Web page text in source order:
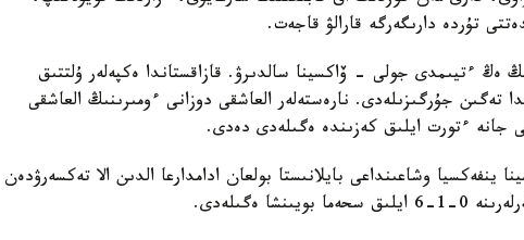
تۇردە دارىگەرگە قارالۋ قاجەت.
ەڭ ءتيىمدى جولى - ۆاكسينا سالدىرۋ. قازاقستاندا ەكپەلەر ۇلتتىق
تەگىن جۇرگىزىلەدى. نارەستەلەر العاشقى دوزانى ءومىرىنىڭ العاشقى
جانە ءتورت ايلىق كەزىندە ەگىلەدى دەدى.
ينفەكسيا وشاعىنداعى بايلانىستا بولعان ادامدارعا الدىن الا تەكسەرۋدەن
ەگىلەدى.